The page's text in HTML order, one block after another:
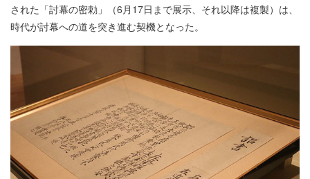
された「討幕の密勅」（6月17日まで展示、それ以降は複製）は、
時代が討幕への道を突き進む契機となった。